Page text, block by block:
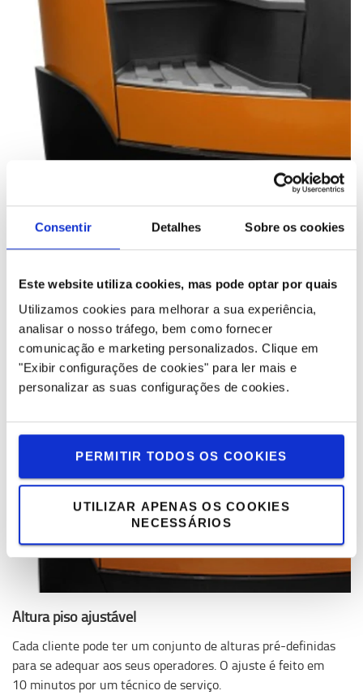
Consentir Detalhes Sobre os cookies
Este website utiliza cookies, mas pode optar por quais
Utilizamos cookies para melhorar a sua experiência,
analisar o nosso tráfego, bem como fornecer
comunicação e marketing personalizados. Clique em
"Exibir configurações de cookies" para ler mais e
personalizar as suas configurações de cookies.
PERMITIR TODOS OS COOKIES
UTILIZAR APENAS OS COOKIES
NECESSÁRIOS
Fácil acesso
O compartimento espaçoso e aberto com o baixo degrau de
acesso facilitam a entrada e saída do equipamento, o que é
durante o turno.
Altura piso ajustável
Cada cliente pode ter um conjunto de alturas pré-definidas
para se adequar aos seus operadores. O ajuste é feito em
10 minutos por um técnico de serviço.